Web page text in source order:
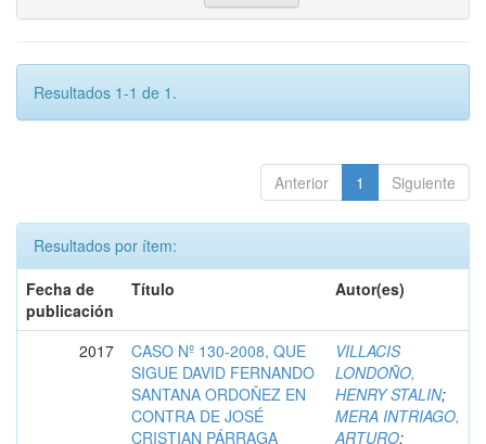
Resultados 1-1 de 1.
Anterior 1 Siguiente
Resultados por ítem:
Fecha de
publicación
Título Autor(es)
2017
CASO Nº 130-2008, QUE
SIGUE DAVID FERNANDO
SANTANA ORDOÑEZ EN
CONTRA DE JOSÉ
CRISTIAN PÁRRAGA
VILLACIS
LONDOÑO,
HENRY STALIN;
MERA INTRIAGO,
ARTURO;